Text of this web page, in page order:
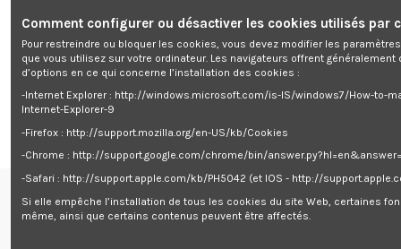
Rupture de stock
POMPE MULTICELL. 1100W INOX
PRESSCONTROL
0,00 €
Renseignements
Comment configurer ou désactiver les cookies utilisés par
Pour restreindre ou bloquer les cookies, vous devez modifier les
que vous utilisez sur votre ordinateur. Les navigateurs offrent généralement
d’options en ce qui concerne l’installation des cookies :
-Internet Explorer : http://windows.microsoft.com/is-IS/windows7/How-to-
Internet-Explorer-9
-Firefox : http://support.mozilla.org/en-US/kb/Cookies
-Chrome : http://support.google.com/chrome/bin/
-Safari : http://support.apple.com/kb/PH5042 (et IOS - http://
Si elle empêche l’installation de tous les cookies du site Web, certaines
même, ainsi que certains contenus peuvent être affectés.